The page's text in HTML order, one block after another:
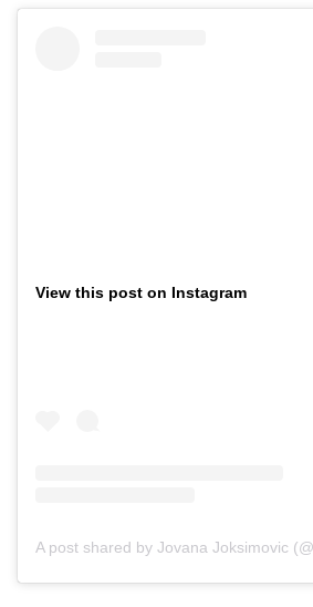
View this post on Instagram